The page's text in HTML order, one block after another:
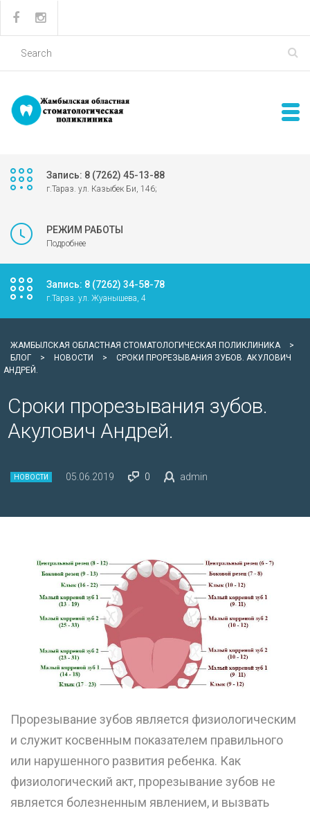
Запись: 8 (7262) 45-13-88
г.Тараз. ул. Казыбек Би, 146;
РЕЖИМ РАБОТЫ
Подробнее
Запись: 8 (7262) 34-58-78
г.Тараз. ул. Жуанышева, 4
ЖАМБЫЛСКАЯ ОБЛАСТНАЯ СТОМАТОЛОГИЧЕСКАЯ ПОЛИКЛИНИКА
>
БЛОГ
> НОВОСТИ >
СРОКИ ПРОРЕЗЫВАНИЯ ЗУБОВ. АКУЛОВИЧ
АНДРЕЙ.
Сроки прорезывания зубов.
Акулович Андрей.
НОВОСТИ 05.06.2019 0 admin
Прорезывание зубов является физиологическим
и служит косвенным показателем правильного
или нарушенного развития ребенка. Как
физиологический акт, прорезывание зубов не
является болезненным явлением, и вызвать